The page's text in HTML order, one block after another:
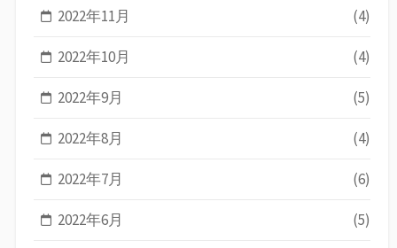
2022年11月 (4)
2022年10月 (4)
2022年9月 (5)
2022年8月 (4)
2022年7月 (6)
2022年6月 (5)